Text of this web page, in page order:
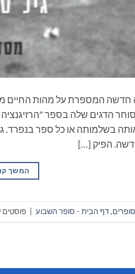
חדשה המספרת על מהות
הדגים שלה בספר
הפיק […]
המשך
,דף הבית - סופר השבוע פוסטים